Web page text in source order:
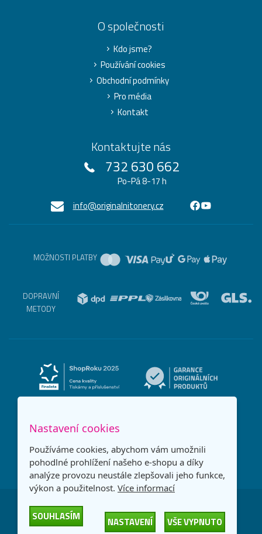
O společnosti
Kdo jsme?
Používání cookies
Obchodní podmínky
Pro média
Kontakt
Kontaktujte nás
732 630 662
Po-Pá 8-17 h
info@originalnitonery.cz
MOŽNOSTI PLATBY
DOPRAVNÍ
METODY
Česká republika Slovensko
Nastavení cookies
Používáme cookies, abychom vám umožnili
pohodlné prohlížení našeho e-shopu a díky
analýze provozu neustále zlepšovali jeho funkce,
výkon a použitelnost. Více informací
SOUHLASÍM NASTAVENÍ VŠE VYPNUTO